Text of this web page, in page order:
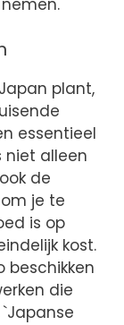
plant,
essentieel
niet alleen
de
je te
is op
kost.
beschikken
die